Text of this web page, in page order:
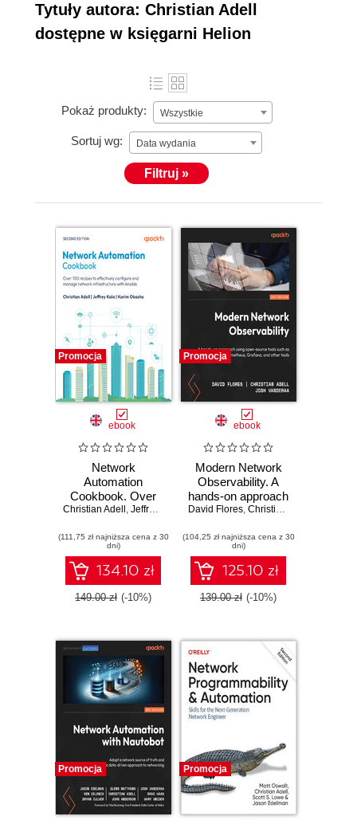
Tytuły autora: Christian Adell
dostępne w księgarni Helion
Pokaż produkty: Wszystkie
Sortuj wg: Data wydania
Filtruj »
Promocja
ebook
Network
Automation
Cookbook. Over
100 recipes to
configure and
manage network
infrastructure with
Ansible - Second
Edition
Christian Adell , Jeffrey Kala Karim Okasha
(111,75 zł najniższa cena z 30
dni)
134.10 zł
149.00 zł (-10%)
Promocja
ebook
Modern Network
Observability. A
hands-on approach
using open source
Telegraf,
Prometheus, and
Grafana
David Flores, Christian Adell
(104,25 zł najniższa cena z 30
dni)
125.10 zł
139.00 zł (-10%)
Promocja Promocja